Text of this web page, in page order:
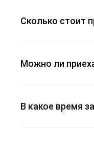
Сколько стоит
Можно ли
В какое время